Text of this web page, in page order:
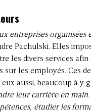
entreprises organisées
Pachulski. Elles
les divers services afin
sur les employés. Ces
aussi, beaucoup à y
leur carrière en main.
étudier les